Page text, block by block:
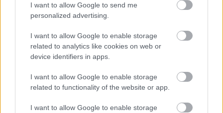
I want to allow Google to send me
personalized advertising.
I want to allow Google to enable storage
related to analytics like cookies on web or
device identifiers in apps.
I want to allow Google to enable storage
related to functionality of the website or app.
I want to allow Google to enable storage
por lo que a expensas de que llegue algún jugador para
completar esa posición (suena Mandzukic), debería ser
Roberto Soldado (Granada, 2.290.000)
El veterano delantero volvió a jugar en la jornada 9 tras
recuperarse del COVID-19 y se espera que sea un habitual
o desde el banquillo por las rotaciones de Diego Martínez.